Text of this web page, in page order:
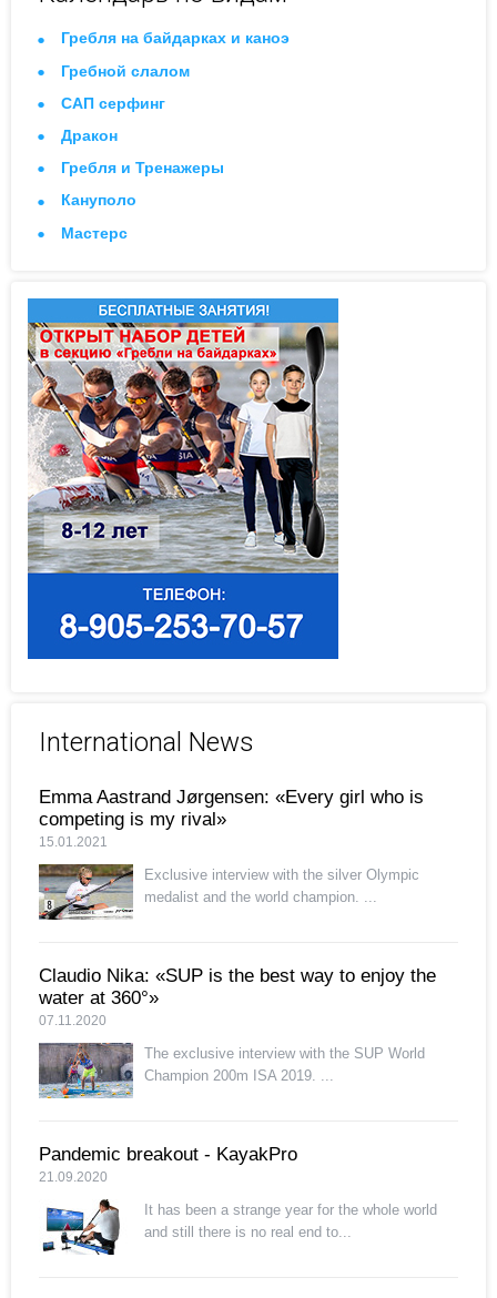
Гребля на байдарках и каноэ
Гребной слалом
САП серфинг
Дракон
Гребля и Тренажеры
Кануполо
Мастерс
International News
Emma Aastrand Jørgensen: «Every girl who is
competing is my rival»
15.01.2021
Exclusive interview with the silver Olympic
medalist and the world champion. ...
Claudio Nika: «SUP is the best way to enjoy the
water at 360°»
07.11.2020
The exclusive interview with the SUP World
Champion 200m ISA 2019. ...
Pandemic breakout - KayakPro
21.09.2020
It has been a strange year for the whole world
and still there is no real end to...